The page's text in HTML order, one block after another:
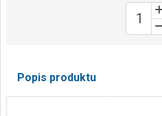
Popis produktu